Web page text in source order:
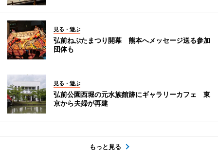
見る・遊ぶ
弘前ねぷたまつり開幕 熊本へメッセージ送る参加
団体も
見る・遊ぶ
弘前公園西堀の元水族館跡にギャラリーカフェ 東
京から夫婦が再建
もっと見る